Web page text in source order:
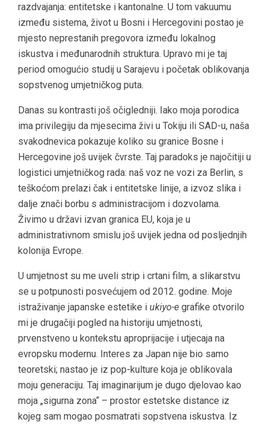
razdvajanja: entitetske i kantonalne. U tom vakuumu
između sistema, život u Bosni i Hercegovini postao je
mjesto neprestanih pregovora između lokalnog
iskustva i međunarodnih struktura. Upravo mi je taj
period omogućio studij u Sarajevu i početak oblikovanja
sopstvenog umjetničkog puta.
Danas su kontrasti još očigledniji. Iako moja porodica
ima privilegiju da mjesecima živi u Tokiju ili SAD-u, naša
svakodnevica pokazuje koliko su granice Bosne i
Hercegovine još uvijek čvrste. Taj paradoks je najočitiji u
logistici umjetničkog rada: naš voz ne vozi za Berlin, s
teškoćom prelazi čak i entitetske linije, a izvoz slika i
dalje znači borbu s administracijom i dozvolama.
Živimo u državi izvan granica EU, koja je u
administrativnom smislu još uvijek jedna od posljednjih
kolonija Evrope.
U umjetnost su me uveli strip i crtani film, a slikarstvu
se u potpunosti posvećujem od 2012. godine. Moje
istraživanje japanske estetike i ukiyo-e grafike otvorilo
mi je drugačiji pogled na historiju umjetnosti,
prvenstveno u kontekstu aproprijacije i utjecaja na
evropsku modernu. Interes za Japan nije bio samo
teoretski; nastao je iz pop-kulture koja je oblikovala
moju generaciju. Taj imaginarijum je dugo djelovao kao
moja „sigurna zona“ – prostor estetske distance iz
kojeg sam mogao posmatrati sopstvena iskustva. Iz